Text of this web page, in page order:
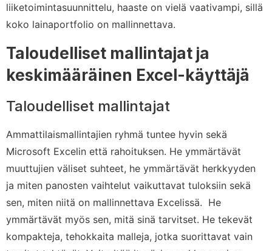
liiketoimintasuunnittelu, haaste on vielä vaativampi, sillä
koko lainaportfolio on mallinnettava.
Taloudelliset mallintajat ja
keskimääräinen Excel-käyttäjä
Taloudelliset mallintajat
Ammattilaismallintajien ryhmä tuntee hyvin sekä
Microsoft Excelin että rahoituksen. He ymmärtävät
muuttujien väliset suhteet, he ymmärtävät herkkyyden
ja miten panosten vaihtelut vaikuttavat tuloksiin sekä
sen, miten niitä on mallinnettava Excelissä. He
ymmärtävät myös sen, mitä sinä tarvitset. He tekevät
kompakteja, tehokkaita malleja, jotka suorittavat vain